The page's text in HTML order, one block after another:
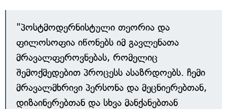
"პოსტმოდერნისტული თეორია და
ფილოსოფია იწონებს იმ გავლენათა
მრავალფეროვნებას, რომელიც
შემოქმედებით პროცესს ასაზრდოებს. ჩემი
მრავალმხრივი პერსონა და მეცნიერებთან,
დიზაინერებთან და სხვა მანქანებთან